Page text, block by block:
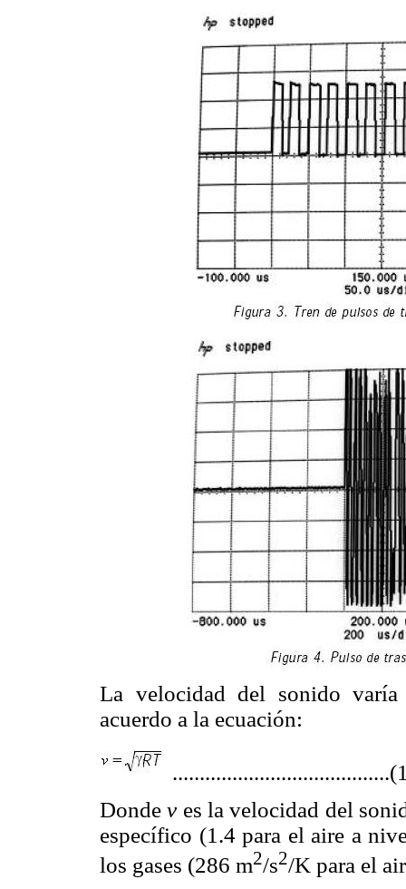
La velocidad del sonido
acuerdo a la ecuación:
Dondev es la velocidad del
específico (1.4 para el aire a
los gases (286 m2/s2/K para el